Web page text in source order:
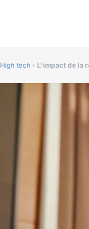
High tech › L'impact de la